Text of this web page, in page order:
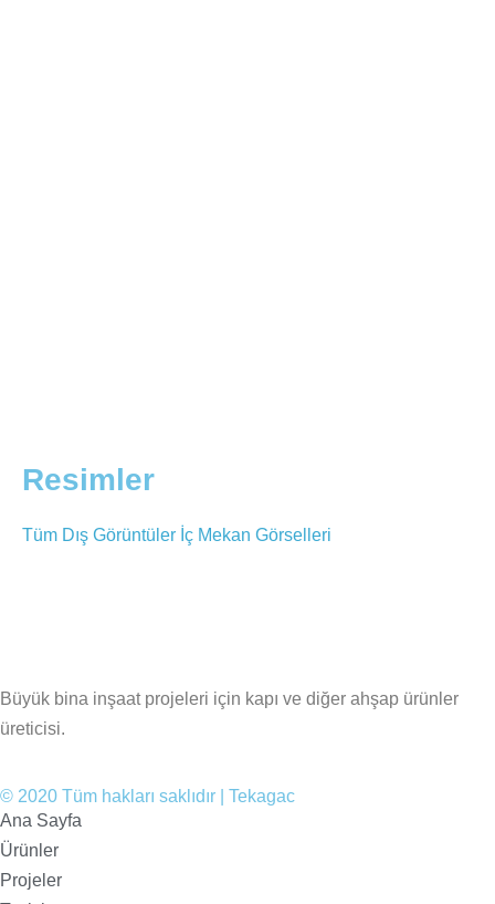
Resimler
Tüm Dış Görüntüler İç Mekan Görselleri
Büyük bina inşaat projeleri için kapı ve diğer ahşap ürünler
üreticisi.
© 2020 Tüm hakları saklıdır | Tekagac
Ana Sayfa
Ürünler
Projeler